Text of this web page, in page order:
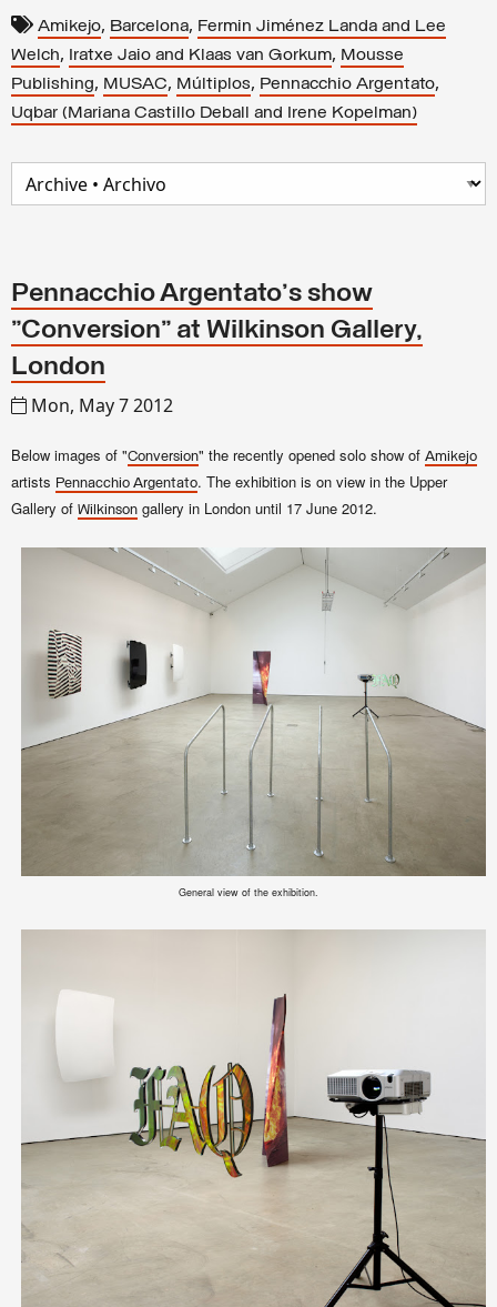
Amikejo, Barcelona, Fermin Jiménez Landa and Lee
Welch, Iratxe Jaio and Klaas van Gorkum, Mousse
Publishing, MUSAC, Múltiplos, Pennacchio Argentato,
Uqbar (Mariana Castillo Deball and Irene Kopelman)
Pennacchio Argentato's show
"Conversion" at Wilkinson Gallery,
London
Mon, May 7 2012
Below images of "Conversion" the recently opened solo show of Amikejo
artists Pennacchio Argentato. The exhibition is on view in the Upper
Gallery of Wilkinson gallery in London until 17 June 2012.
General view of the exhibition.